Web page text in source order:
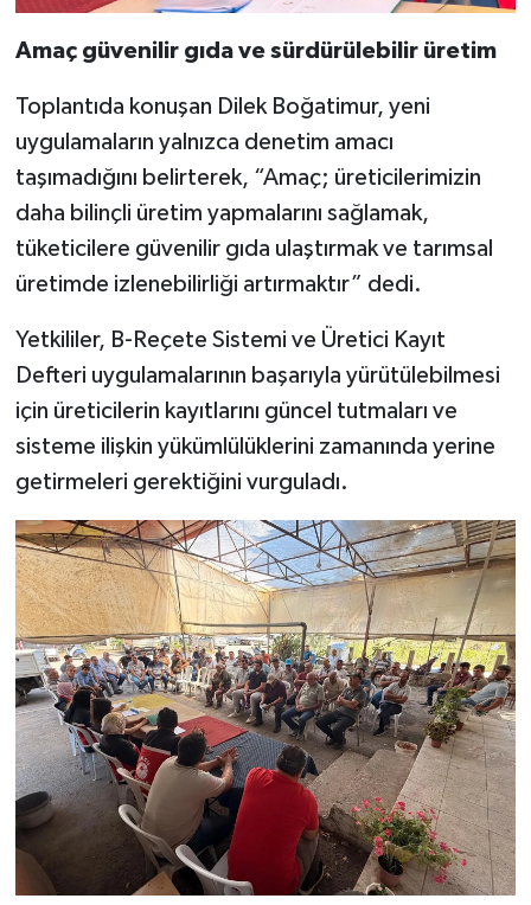
Amaç güvenilir gıda ve sürdürülebilir üretim
Toplantıda konuşan Dilek Boğatimur, yeni
uygulamaların yalnızca denetim amacı
taşımadığını belirterek, “Amaç; üreticilerimizin
daha bilinçli üretim yapmalarını sağlamak,
tüketicilere güvenilir gıda ulaştırmak ve tarımsal
üretimde izlenebilirliği artırmaktır” dedi.
Yetkililer, B-Reçete Sistemi ve Üretici Kayıt
Defteri uygulamalarının başarıyla yürütülebilmesi
için üreticilerin kayıtlarını güncel tutmaları ve
sisteme ilişkin yükümlülüklerini zamanında yerine
getirmeleri gerektiğini vurguladı.